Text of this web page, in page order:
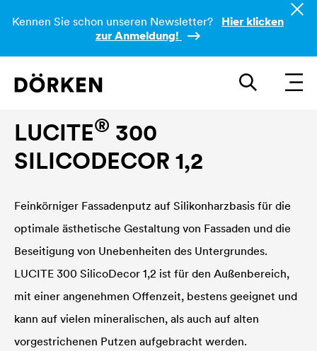
Kennen Sie schon unseren Newsletter?
Hier klicken
zur Anmeldung!
LUCITE® 300
SILICODECOR 1,2
Feinkörniger Fassadenputz auf Silikonharzbasis für die
optimale ästhetische Gestaltung von Fassaden und die
Beseitigung von Unebenheiten des Untergrundes.
LUCITE 300 SilicoDecor 1,2 ist für den Außenbereich,
mit einer angenehmen Offenzeit, bestens geeignet und
kann auf vielen mineralischen, als auch auf alten
vorgestrichenen Putzen aufgebracht werden.